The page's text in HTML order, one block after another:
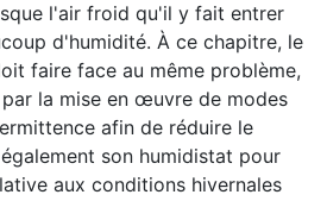
l'air froid qu'il y fait entrer
d'humidité. À ce chapitre, le
faire face au même problème,
la mise en œuvre de modes
afin de réduire le
son humidistat pour
aux conditions hivernales